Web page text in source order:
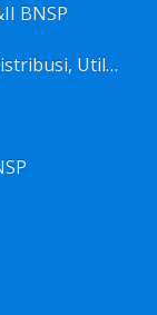
BNSP
Sertifikasi Teknisi Sistim Pembangkit, Distribusi, Utilitas BNSP